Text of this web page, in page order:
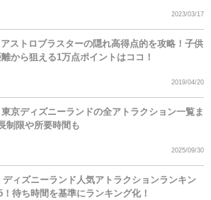
2023/03/17
アストロブラスターの隠れ高得点的を攻略！子供
から狙える1万点ポイントはココ！
2019/04/20
東京ディズニーランドの全アトラクション一覧ま
制限や所要時間も
2025/09/30
ディズニーランド人気アトラクションランキン
！待ち時間を基準にランキング化！